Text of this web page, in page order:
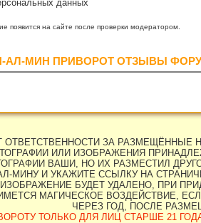
данных
появится на сайте после проверки модератором.
АЛ-МИН ПРИВОРОТ ОТЗЫВЫ
ОТВЕТСТВЕННОСТИ ЗА
ИЛИ ИЗОБРАЖЕНИЯ
ВАШИ, НО ИХ РАЗМЕСТИЛ
МИНУ И УКАЖИТЕ ССЫЛКУ НА
БУДЕТ УДАЛЕНО, ПРИ
МАГИЧЕСКОЕ ВОЗДЕЙСТВИЕ,
ЧЕРЕЗ ГОД, ПОСЛЕ
ТОЛЬКО ДЛЯ ЛИЦ СТАРШЕ 21